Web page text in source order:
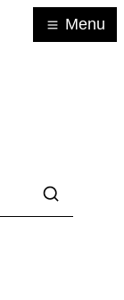
Zoeken
Menu